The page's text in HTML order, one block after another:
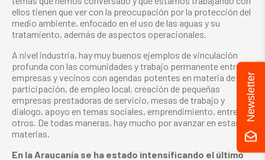
ellos tienen que ver con la preocupación por la protección del
medio ambiente, enfocado en el uso de las aguas y su
tratamiento, además de aspectos operacionales.
A nivel industria, hay muy buenos ejemplos de vinculación
profunda con las comunidades y trabajo permanente entre
empresas y vecinos con agendas potentes en materia de
participación, de empleo local, creación de pequeñas
empresas prestadoras de servicio, mesas de trabajo y
dialogo, apoyo en temas sociales, emprendimiento, entre
otros. De todas maneras, hay mucho por avanzar en estas
materias.
En la Araucanía se ha estado intensificando el último
Newsletter